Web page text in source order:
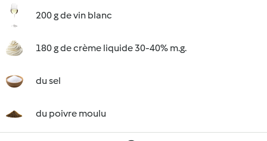
200 g de vin blanc
180 g de crème liquide 30-40% m.g.
du sel
du poivre moulu